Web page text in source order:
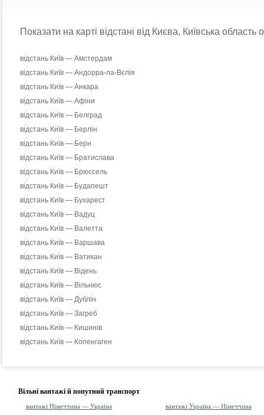
Показати на карті відстані від Києва, Київська
відстань Київ — Амстердам
відстань Київ — Андорра-ла-Вєлія
відстань Київ — Анкара
відстань Київ — Афіни
відстань Київ — Белград
відстань Київ — Берлін
відстань Київ — Берн
відстань Київ — Братислава
відстань Київ — Брюссель
відстань Київ — Будапешт
відстань Київ — Бухарест
відстань Київ — Вадуц
відстань Київ — Валетта
відстань Київ — Варшава
відстань Київ — Ватикан
відстань Київ — Відень
відстань Київ — Вільнюс
відстань Київ — Дублін
відстань Київ — Загреб
відстань Київ — Кишинів
відстань Київ — Копенгаген
Вільні вантажі й попутний транспорт
вантажі Німеччина — Україна
вантажі Україна — Німеччина